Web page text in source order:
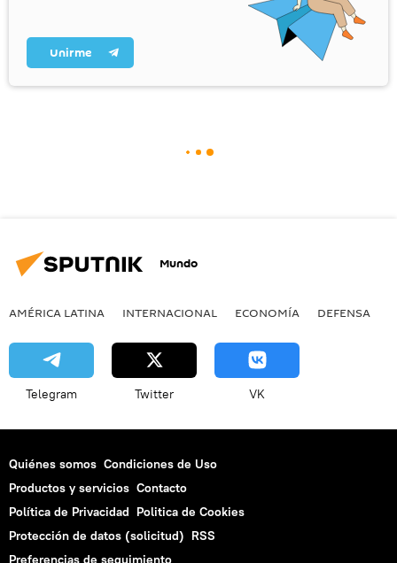
Unirme
Mundo
AMÉRICA LATINA INTERNACIONAL ECONOMÍA DEFENSA
Telegram Twitter VK
Quiénes somos Condiciones de Uso
Productos y servicios Contacto
Política de Privacidad Politica de Cookies
Protección de datos (solicitud) RSS
Preferencias de seguimiento